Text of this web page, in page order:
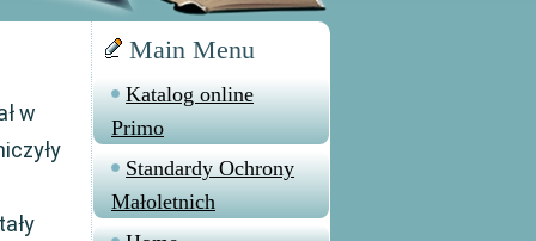
w
Main Menu
Katalog online
Primo
Standardy Ochrony
Małoletnich